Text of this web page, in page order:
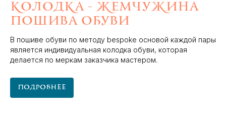
колодка - жемчужина
пошива обуви
В пошиве обуви по методу bespoke основой каждой пары
является индивидуальная колодка обуви, которая
делается по меркам заказчика мастером.
Подробнее